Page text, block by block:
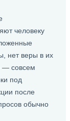
человеку
нет веры в их
— совсем
под
после
обычно